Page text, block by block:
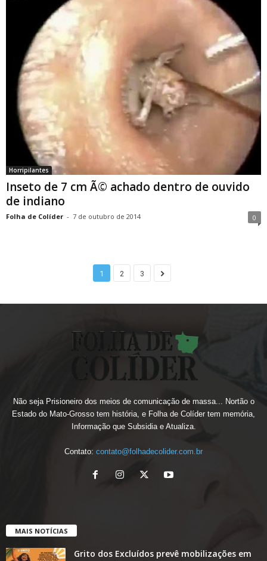
Horripilantes
Inseto de 7 cm Ã© achado dentro de ouvido
de indiano
Folha de Colíder - 7 de outubro de 2014 0
1 2 3
Não seja Prisioneiro dos meios de comunicação de massa... Nortão o
Estado do Mato-Grosso tem história, e Folha de Colíder tem memória,
Informação que Subsidia e Atualiza.
Contato: contato@folhadecolider.com.br
MAIS NOTÍCIAS
Grito dos Excluídos prevê mobilizações em